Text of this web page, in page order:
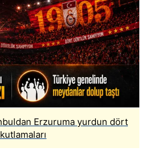
Erzuruma yurdun dört